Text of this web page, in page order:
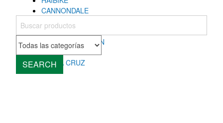
CANNONDALE
COLNAGO
MONDRAKER
ROCKY MOUNTAIN
CUBE
SANTA CRUZ
SEARCH